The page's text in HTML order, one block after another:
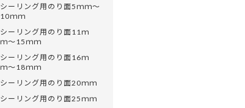
シーリング用のり面5ｍｍ〜
10ｍｍ
シーリング用のり面11ｍ
ｍ〜15ｍｍ
シーリング用のり面16ｍ
ｍ〜18ｍｍ
シーリング用のり面20ｍｍ
シーリング用のり面25ｍｍ